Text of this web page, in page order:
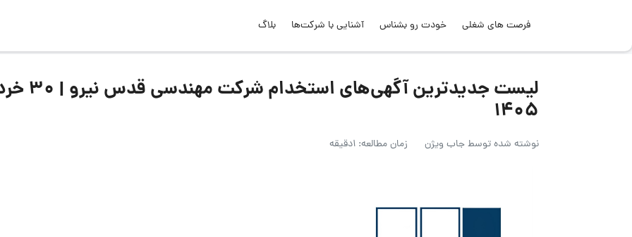
فرصت های شغلی خودت رو بشناس آشنایی با شرکت‌ها بلاگ
لیست جدیدترین آگهی‌های
۱۴۰۵
نوشته شده توسطجاب ویژن زمان مطالعه: 1دقیقه